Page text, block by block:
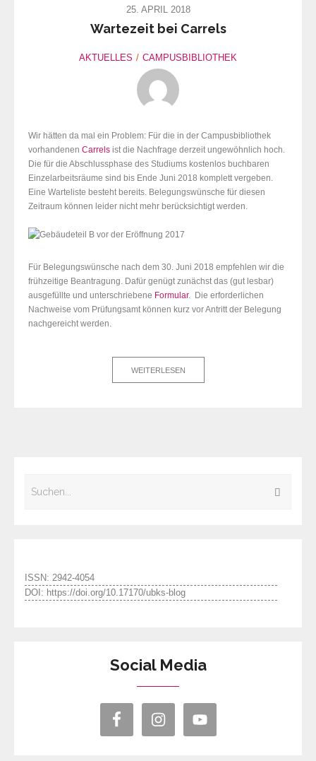
25. APRIL 2018
Wartezeit bei Carrels
AKTUELLES CAMPUSBIBLIOTHEK
Wir hätten da mal ein Problem: Für die in der Campusbibliothek
vorhandenen Carrels ist die Nachfrage derzeit ungewöhnlich hoch.
Die für die Abschlussphase des Studiums kostenlos buchbaren
Einzelarbeitsräume sind bis Ende Juni 2018 komplett vergeben.
Eine Warteliste besteht bereits. Belegungswünsche für diesen
Zeitraum können leider nicht mehr berücksichtigt werden.
Für Belegungswünsche nach dem 30. Juni 2018 empfehlen wir die
frühzeitige Beantragung. Dafür genügt zunächst das (gut lesbar)
ausgefüllte und unterschriebene Formular. Die erforderlichen
Nachweise vom Prüfungsamt können kurz vor Antritt der Belegung
nachgereicht werden.
WEITERLESEN
ISSN: 2942-4054
DOI: https://doi.org/10.17170/ubks-blog
Social Media